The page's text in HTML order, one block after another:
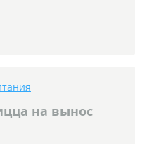
на вынос